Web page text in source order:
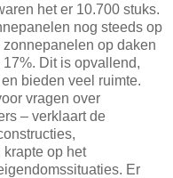
het er 10.700 stuks.
nog steeds op
op daken
Dit is opvallend,
bieden veel ruimte.
vragen over
– verklaart de
op het
Er